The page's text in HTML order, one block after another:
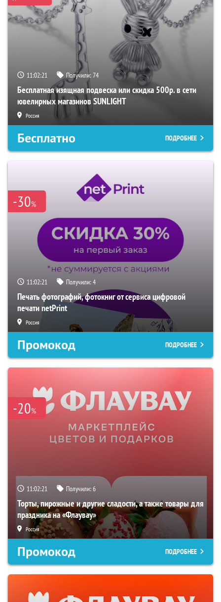
11:02:20 Получили:74
Бесплатная изящная подвеска или скидка 500р. в сети
ювелирных магазинов SUNLIGHT
Россия
Бесплатно ПОДРОБНЕЕ
-30%
11:02:20 Получили:4
Печать фотографий, фотокниг от сервиса цифровой
печати netPrint
Россия
Промокод ПОДРОБНЕЕ
-20%
11:02:20 Получили:6
Торты, пирожные и другие сладости, а также товары для
праздника на «Флаувау»
Россия
Промокод ПОДРОБНЕЕ